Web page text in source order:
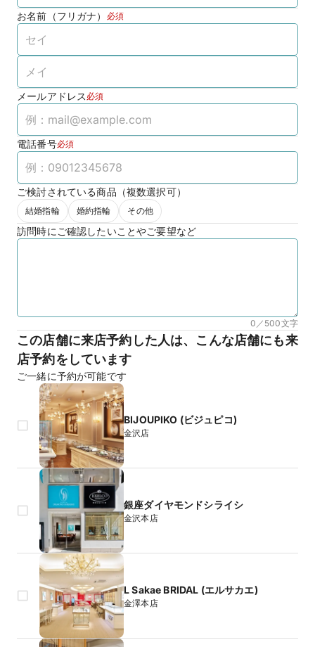
お名前（フリガナ） 必須
メールアドレス 必須
電話番号必須
ご検討されている商品（複数選択可）
結婚指輪 婚約指輪 その他
訪問時にご確認したいことやご要望など
0／500文字
この店舗に来店予約した人は、こんな店舗にも来
店予約をしています
ご一緒に予約が可能です
BIJOUPIKO (ビジュピコ)
金沢店
銀座ダイヤモンドシライシ
金沢本店
L Sakae BRIDAL (エルサカエ)
金澤本店